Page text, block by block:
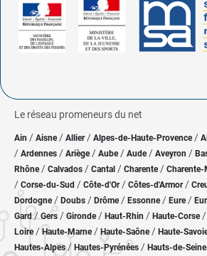
Le réseau promeneurs du net
Ain / Aisne/ Allier/ Alpes-de-Haute-Provence /
/ Ardennes / Ariège/ Aube/ Aude / Aveyron /
Rhône/ Calvados / Cantal / Charente / Charente-
/ Corse-du-Sud / Côte-d'Or / Côtes-d'Armor/
Dordogne/ Doubs / Drôme/ Essonne / Eure/
Gard/Gers / Gironde/ Haut-Rhin / Haute-Corse/
Loire/Haute-Marne/ Haute-Saône/ Haute-
Hautes-Alpes/ Hautes-Pyrénées / Hauts-de-Seine